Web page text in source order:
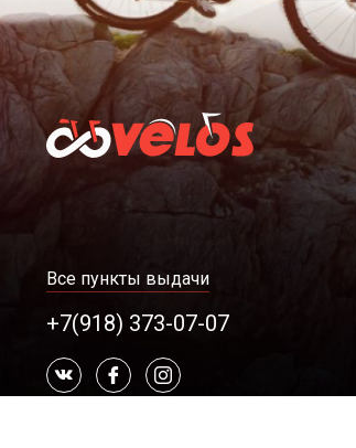
Все пункты выдачи
+7(918) 373-07-07